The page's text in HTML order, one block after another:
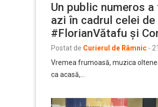
Un public numeros
azi în cadrul celei
#FlorianVătafu și
Postat de Curierul de Râmnic -
Vremea frumoasă, muzica
ca acasă,…